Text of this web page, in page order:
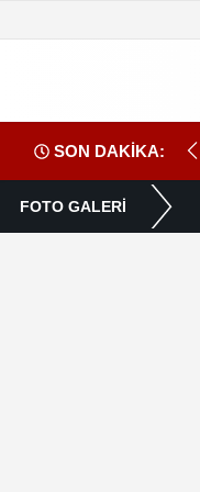
SON DAKİKA:
Emanetidir”
FOTO GALERİ